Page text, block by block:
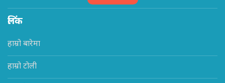
लिंक
हाम्रो बारेमा
हाम्रो टोली